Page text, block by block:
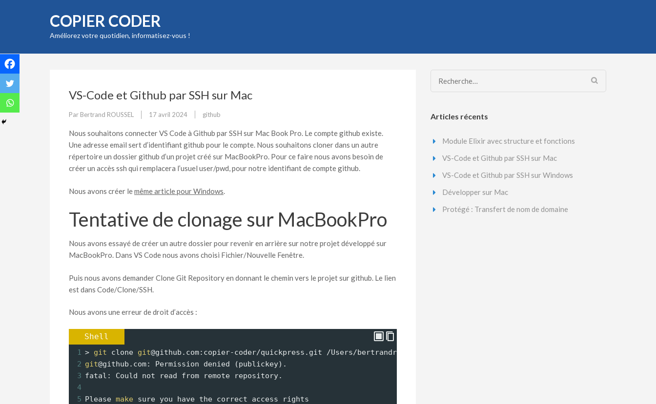
Entrée)
COPIER CODER
Améliorez votre quotidien, informatisez-vous !
VS-Code et Github par SSH sur Mac
Par Bertrand ROUSSEL 17 avril 2024 github
Nous souhaitons connecter VS Code à Github par SSH sur Mac Book Pro. Le compte github existe.
Une adresse email sert d’identifiant github pour le compte. Nous souhaitons cloner dans un autre
répertoire un dossier github d’un projet créé sur MacBookPro. Pour ce faire nous avons besoin de
créer un accès ssh qui remplacera l’usuel user/pwd, pour notre identifiant de compte github.
Nous avons créer lemême article pour Windows
Tentative de clonage sur MacBookPro
Nous avons essayé de créer un autre dossier pour revenir en arrière sur notre projet développé sur
MacBookPro. Dans VS Code nous avons choisi Fichier/Nouvelle Fenêtre.
Puis nous avons demander Clone Git Repository en donnant le chemin vers le projet sur github. Le lien
est dans Code/Clone/SSH.
Nous avons une erreur de droit d’accès :
Shell
1 > git clone git@github.com:copier-coder/quickpress.git /Users/bertrandroussel/Documents/MacBookPro/Phoenix/Projets/quickpress
2 git@github.com: Permission denied (publickey).
3 fatal: Could not read from remote repository.
4
5 Please make sure you have the correct access rights
Rechercher :
Articles récents
Module Elixir avec structure et fonctions
VS-Code et Github par SSH sur Mac
VS-Code et Github par SSH sur Windows
Développer sur Mac
Protégé : Transfert de nom de domaine